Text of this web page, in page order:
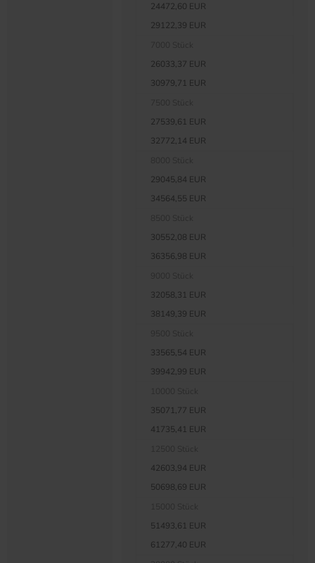
24472,60 EUR
29122,39 EUR
26033,37 EUR
30979,71 EUR
27539,61 EUR
32772,14 EUR
29045,84 EUR
34564,55 EUR
30552,08 EUR
36356,98 EUR
32058,31 EUR
38149,39 EUR
33565,54 EUR
39942,99 EUR
35071,77 EUR
41735,41 EUR
42603,94 EUR
50698,69 EUR
51493,61 EUR
61277,40 EUR